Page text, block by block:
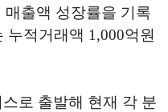
출액 성장률을 기록
누적거래액 1,000억원
로 출발해 현재 각 분